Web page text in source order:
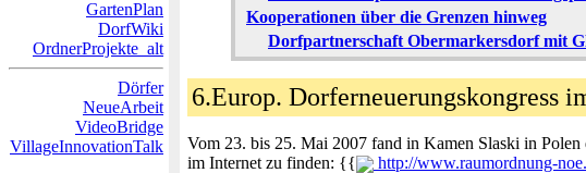
GartenPlan
DorfWiki
OrdnerProjekte_alt
Dörfer
NeueArbeit
VideoBridge
VillageInnovationTalk
Kooperationen über die Grenzen hinweg
Dorfpartnerschaft Obermarkersdorf mit
6.Europ. Dorferneuerungskongress
Vom 23. bis 25. Mai 2007 fand in Kamen Slaski in Polen
im Internet zu finden: {{
http://www.raumordnung-